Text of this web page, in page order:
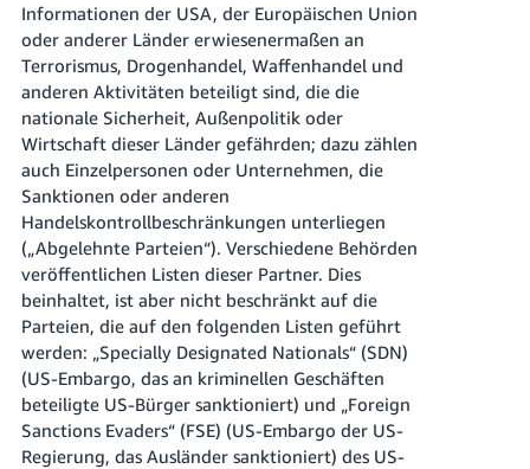
Informationen der USA, der Europäischen Union
oder anderer Länder erwiesenermaßen an
Terrorismus, Drogenhandel, Waffenhandel und
anderen Aktivitäten beteiligt sind, die die
nationale Sicherheit, Außenpolitik oder
Wirtschaft dieser Länder gefährden; dazu zählen
auch Einzelpersonen oder Unternehmen, die
Sanktionen oder anderen
Handelskontrollbeschränkungen unterliegen
(„Abgelehnte Parteien“). Verschiedene Behörden
veröffentlichen Listen dieser Partner. Dies
beinhaltet, ist aber nicht beschränkt auf die
Parteien, die auf den folgenden Listen geführt
werden: „Specially Designated Nationals“ (SDN)
(US-Embargo, das an kriminellen Geschäften
beteiligte US-Bürger sanktioniert) und „Foreign
Sanctions Evaders“ (FSE) (US-Embargo der US-
Regierung, das Ausländer sanktioniert) des US-